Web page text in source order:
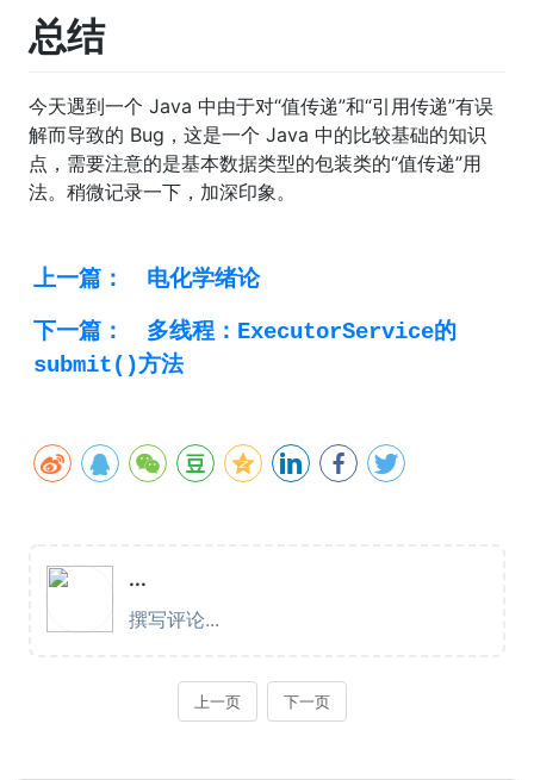
总结
今天遇到一个 Java 中由于对“值传递”和“引用传递”有误
解而导致的 Bug，这是一个 Java 中的比较基础的知识
点，需要注意的是基本数据类型的包装类的“值传递”用
法。稍微记录一下，加深印象。
上一篇：
电化学绪论
下一篇：
多线程：ExecutorService的
submit()方法